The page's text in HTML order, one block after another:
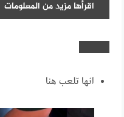
اقرأها مزيد من المعلومات
انها تلعب هنا